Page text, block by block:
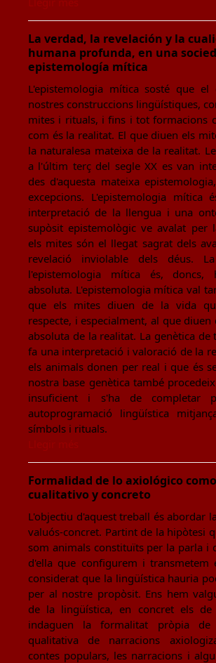
La verdad, la revelación y la
humana profunda, en una
epistemología mítica
L'epistemologia mítica sosté que
nostres construccions lingüístiques,
mites i rituals, i fins i tot formacions
com és la realitat. El que diuen els
la naturalesa mateixa de la realitat.
a l'últim terç del segle XX es van
des d'aquesta mateixa
excepcions. L'epistemologia mítica
interpretació de la llengua i una
supòsit epistemològic ve avalat per
els mites són el llegat sagrat dels
revelació inviolable dels déus.
l'epistemologia mítica és, doncs,
absoluta. L'epistemologia mítica val
que els mites diuen de la vida
respecte, i especialment, al que
absoluta de la realitat. La genètica de
fa una interpretació i valoració de la
els animals donen per real i que és
nostra base genètica també
insuficient i s'ha de completar
autoprogramació lingüística
símbols i rituals.
Formalidad de lo axiológico
cualitativo y concreto
L'objectiu d'aquest treball és abordar
valuós-concret. Partint de la hipòtesi
som animals constituïts per la parla i
d'ella que configurem i transmetem
considerat que la lingüística hauria
per al nostre propòsit. Ens hem
de la lingüística, en concret els de
indaguen la formalitat pròpia de
qualitativa de narracions
contes populars, les narracions i